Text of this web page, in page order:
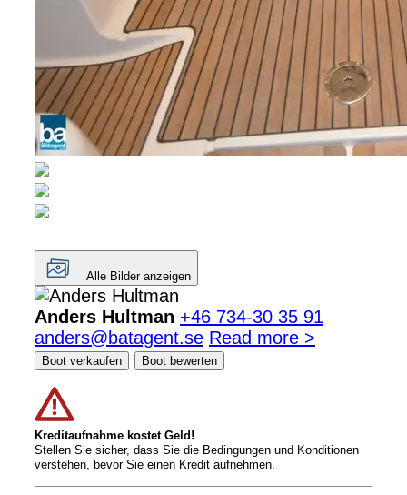
Alle Bilder anzeigen
Anders Hultman +46 734-30 35 91
anders@batagent.se Read more >
Boot verkaufen Boot bewerten
Kreditaufnahme kostet Geld!
Stellen Sie sicher, dass Sie die Bedingungen und Konditionen
verstehen, bevor Sie einen Kredit aufnehmen.